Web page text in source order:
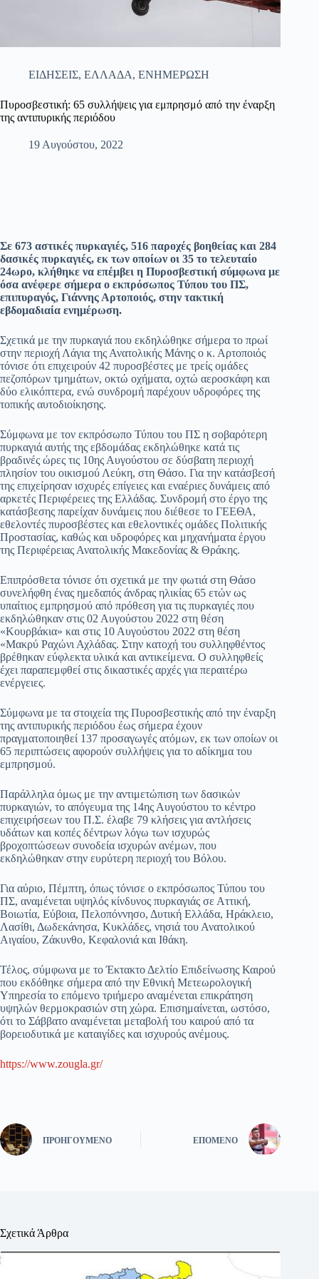
ΕΙΔΗΣΕΙΣ, ΕΛΛΑΔΑ, ΕΝΗΜΕΡΩΣΗ
Πυροσβεστική: 65 συλλήψεις για εμπρησμό από την έναρξη
της αντιπυρικής περιόδου
19 Αυγούστου, 2022
Σε 673 αστικές πυρκαγιές, 516 παροχές βοηθείας και 284
δασικές πυρκαγιές, εκ των οποίων οι 35 το τελευταίο
24ωρο, κλήθηκε να επέμβει η Πυροσβεστική σύμφωνα με
όσα ανέφερε σήμερα ο εκπρόσωπος Τύπου του ΠΣ,
επιπυραγός, Γιάννης Αρτοποιός, στην τακτική
εβδομαδιαία ενημέρωση.
Σχετικά με την πυρκαγιά που εκδηλώθηκε σήμερα το πρωί
στην περιοχή Λάγια της Ανατολικής Μάνης ο κ. Αρτοποιός
τόνισε ότι επιχειρούν 42 πυροσβέστες με τρείς ομάδες
πεζοπόρων τμημάτων, οκτώ οχήματα, οχτώ αεροσκάφη και
δύο ελικόπτερα, ενώ συνδρομή παρέχουν υδροφόρες της
τοπικής αυτοδιοίκησης.
Σύμφωνα με τον εκπρόσωπο Τύπου του ΠΣ η σοβαρότερη
πυρκαγιά αυτής της εβδομάδας εκδηλώθηκε κατά τις
βραδινές ώρες τις 10ης Αυγούστου σε δύσβατη περιοχή
πλησίον του οικισμού Λεύκη, στη Θάσο. Για την κατάσβεσή
της επιχείρησαν ισχυρές επίγειες και εναέριες δυνάμεις από
αρκετές Περιφέρειες της Ελλάδας. Συνδρομή στο έργο της
κατάσβεσης παρείχαν δυνάμεις που διέθεσε το ΓΕΕΘΑ,
εθελοντές πυροσβέστες και εθελοντικές ομάδες Πολιτικής
Προστασίας, καθώς και υδροφόρες και μηχανήματα έργου
της Περιφέρειας Ανατολικής Μακεδονίας & Θράκης.
Επιπρόσθετα τόνισε ότι σχετικά με την φωτιά στη Θάσο
συνελήφθη ένας ημεδαπός άνδρας ηλικίας 65 ετών ως
υπαίτιος εμπρησμού από πρόθεση για τις πυρκαγιές που
εκδηλώθηκαν στις 02 Αυγούστου 2022 στη θέση
«Κουρβάκια» και στις 10 Αυγούστου 2022 στη θέση
«Μακρύ Ραχώνι Αχλάδας. Στην κατοχή του συλληφθέντος
βρέθηκαν εύφλεκτα υλικά και αντικείμενα. Ο συλληφθείς
έχει παραπεμφθεί στις δικαστικές αρχές για περαιτέρω
ενέργειες.
Σύμφωνα με τα στοιχεία της Πυροσβεστικής από την έναρξη
της αντιπυρικής περιόδου έως σήμερα έχουν
πραγματοποιηθεί 137 προσαγωγές ατόμων, εκ των οποίων οι
65 περιπτώσεις αφορούν συλλήψεις για το αδίκημα του
εμπρησμού.
Παράλληλα όμως με την αντιμετώπιση των δασικών
πυρκαγιών, το απόγευμα της 14ης Αυγούστου το κέντρο
επιχειρήσεων του Π.Σ. έλαβε 79 κλήσεις για αντλήσεις
υδάτων και κοπές δέντρων λόγω των ισχυρώς
βροχοπτώσεων συνοδεία ισχυρών ανέμων, που
εκδηλώθηκαν στην ευρύτερη περιοχή του Βόλου.
Για αύριο, Πέμπτη, όπως τόνισε ο εκπρόσωπος Τύπου του
ΠΣ, αναμένεται υψηλός κίνδυνος πυρκαγιάς σε Αττική,
Βοιωτία, Εύβοια, Πελοπόννησο, Δυτική Ελλάδα, Ηράκλειο,
Λασίθι, Δωδεκάνησα, Κυκλάδες, νησιά του Ανατολικού
Αιγαίου, Ζάκυνθο, Κεφαλονιά και Ιθάκη.
Τέλος, σύμφωνα με το Έκτακτο Δελτίο Επιδείνωσης Καιρού
που εκδόθηκε σήμερα από την Εθνική Μετεωρολογική
Υπηρεσία το επόμενο τριήμερο αναμένεται επικράτηση
υψηλών θερμοκρασιών στη χώρα. Επισημαίνεται, ωστόσο,
ότι το Σάββατο αναμένεται μεταβολή του καιρού από τα
βορειοδυτικά με καταιγίδες και ισχυρούς ανέμους.
https://www.zougla.gr/
ΠΡΟΗΓΟΎΜΕΝΟ ΕΠΌΜΕΝΟ
Σχετικά Άρθρα